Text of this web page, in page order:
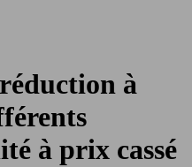
à
à prix cassé